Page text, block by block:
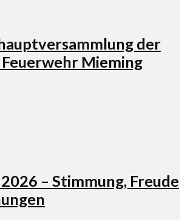
der
Mieming
– Stimmung, Freude